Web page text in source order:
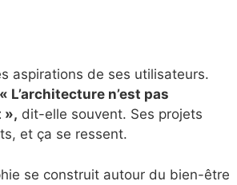
aspirations de ses utilisateurs.
« L’architecture n’est pas
», dit-elle souvent. Ses projets
et ça se ressent.
se construit autour du bien-être